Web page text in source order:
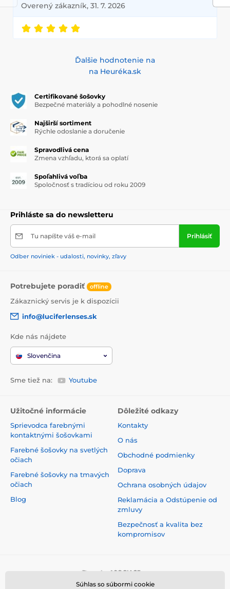
Overený zákazník, 31. 7. 2026
Ďalšie hodnotenie na
na Heuréka.sk
Certifikované šošovky
Bezpečné materiály a pohodlné nosenie
Najširší sortiment
Rýchle odoslanie a doručenie
Spravodlivá cena
Zmena vzhľadu, ktorá sa oplatí
Spoľahlivá voľba
Spoločnosť s tradíciou od roku 2009
Prihláste sa do newsletteru
Tu napíšte váš e-mail Prihlásiť
Odber noviniek - udalosti, novinky, zľavy
Potrebujete poradiť offline
Zákaznický servis je k dispozícii
info@luciferlenses.sk
Kde nás nájdete
Slovenčina
Sme tiež na: Youtube
Užitočné informácie
Sprievodca farebnými
kontaktnými šošovkami
Farebné šošovky na svetlých
očiach
Farebné šošovky na tmavých
očiach
Blog
Dôležité odkazy
Kontakty
O nás
Obchodné podmienky
Doprava
Ochrana osobných údajov
Reklamácia a Odstúpenie od
zmluvy
Bezpečnosť a kvalita bez
kompromisov
Súhlas so súbormi cookie